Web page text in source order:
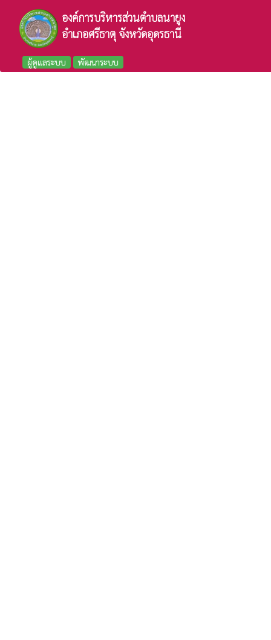
องค์การบริหารส่วนตำบลนายูง
อำเภอศรีธาตุ จังหวัดอุดรธานี
ผู้ดูแลระบบ พัฒนาระบบ